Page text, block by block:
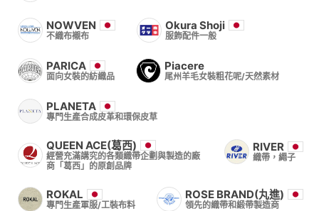
NOWVEN
不織布襯布
Okura Shoji
服飾配件一般
PARICA
面向女裝的紡織品
Piacere
尾州羊毛女裝粗花呢/天然素材
PLANETA
專門生產合成皮革和環保皮草
QUEEN ACE(葛西)
經營充滿講究的各類織帶企劃與製造的廠
商「葛西」的原創品牌
RIVER
織帶，繩子
ROKAL
專門生產軍服/工裝布料
ROSE BRAND(丸進)
領先的織帶和緞帶製造商